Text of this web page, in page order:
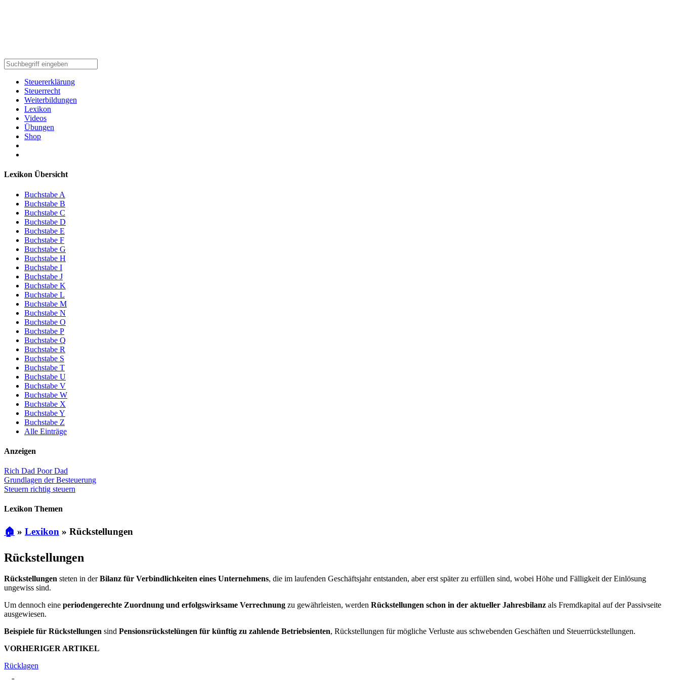
Steuererklärung
Steuerrecht
Weiterbildungen
Lexikon
Videos
Übungen
Shop
Lexikon Übersicht
Buchstabe A
Buchstabe B
Buchstabe C
Buchstabe D
Buchstabe E
Buchstabe F
Buchstabe G
Buchstabe H
Buchstabe I
Buchstabe J
Buchstabe K
Buchstabe L
Buchstabe M
Buchstabe N
Buchstabe O
Buchstabe P
Buchstabe Q
Buchstabe R
Buchstabe S
Buchstabe T
Buchstabe U
Buchstabe V
Buchstabe W
Buchstabe X
Buchstabe Y
Buchstabe Z
Alle Einträge
Anzeigen
Rich Dad Poor Dad
Grundlagen der Besteuerung
Steuern richtig steuern
Lexikon Themen
🏠 » Lexikon » Rückstellungen
Rückstellungen
Rückstellungen steten in derBilanz für Verbindlichkeiten eines Unternehmens, die im laufenden Geschäftsjahr entstanden, aber erst später zu erfüllen sind, wobei Höhe und Fälligkeit der Einlösung
ungewiss sind.
Um dennoch eine periodengerechte Zuordnung und erfolgswirksame Verrechnung zu gewährleisten, werden Rückstellungen schon in der aktueller Jahresbilanz als Fremdkapital auf der Passivseite
ausgewiesen.
Beispiele für Rückstellungen sind Pensionsrückstelüngen für künftig zu zahlende Betriebsienten, Rückstellungen für mögliche Verluste aus schwebenden Geschäften und Steuerrückstellungen.
VORHERIGER ARTIKEL
Rücklagen